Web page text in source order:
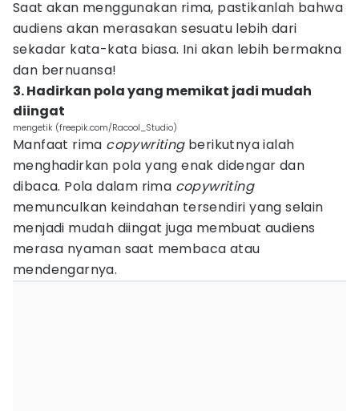
Saat akan menggunakan rima, pastikanlah bahwa
audiens akan merasakan sesuatu lebih dari
sekadar kata-kata biasa. Ini akan lebih bermakna
dan bernuansa!
3. Hadirkan pola yang memikat jadi mudah
diingat
mengetik (freepik.com/Racool_Studio)
Manfaat rima copywritingberikutnya ialah
menghadirkan pola yang enak didengar dan
dibaca. Pola dalam rima copywriting
memunculkan keindahan tersendiri yang selain
menjadi mudah diingat juga membuat audiens
merasa nyaman saat membaca atau
mendengarnya.